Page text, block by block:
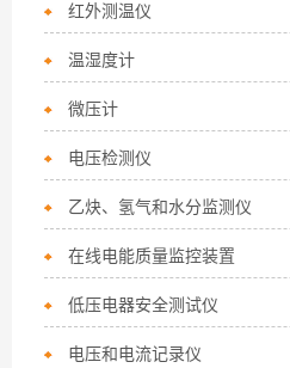
红外测温仪
温湿度计
微压计
电压检测仪
乙炔、氢气和水分监测仪
在线电能质量监控装置
低压电器安全测试仪
电压和电流记录仪